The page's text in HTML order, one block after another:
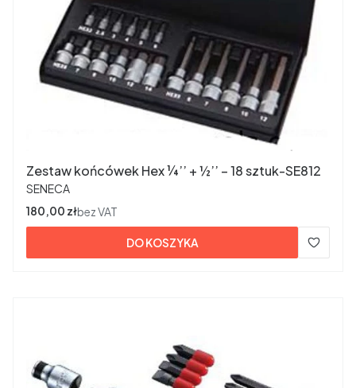
Zestaw końcówek Hex ¼’’ + ½’’ – 18 sztuk-SE812
PRODUCENT
SENECA
Cena
180,00 złbez VAT
DO KOSZYKA